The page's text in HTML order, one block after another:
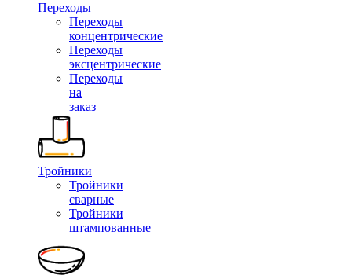
Переходы
Переходы
концентрические
Переходы
эксцентрические
Переходы
на
заказ
Тройники
Тройники
сварные
Тройники
штампованные